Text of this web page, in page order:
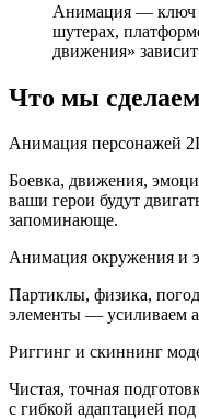
Анимация — ключ
шутерах,
движения»
Что мы
Анимация персонажей
Боевка, движения,
ваши герои будут
запоминающе.
Анимация окружения и
Партиклы, физика,
элементы — усиливаем
Риггинг и скиннинг
Чистая, точная
с гибкой адаптацией